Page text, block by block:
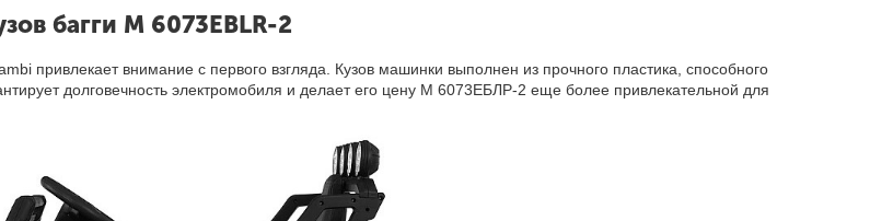
багги M 6073EBLR-2
привлекает внимание с первого взгляда. Кузов машинки выполнен из прочного пластика, способного
долговечность электромобиля и делает его цену М 6073ЕБЛР-2 еще более привлекательной для